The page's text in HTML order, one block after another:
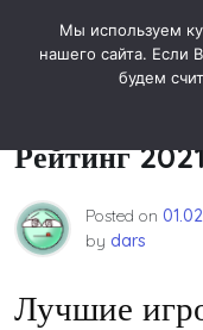
10 Лучших
Рейтинг
Posted on
by dars
Лучшие
Мы используем
нашего сайта. Если
будем